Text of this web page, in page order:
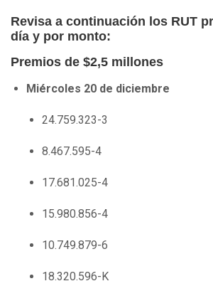
Revisa a continuación los RUT
día y por monto:
Premios de $2,5 millones
Miércoles 20 de diciembre
24.759.323-3
8.467.595-4
17.681.025-4
15.980.856-4
10.749.879-6
18.320.596-K